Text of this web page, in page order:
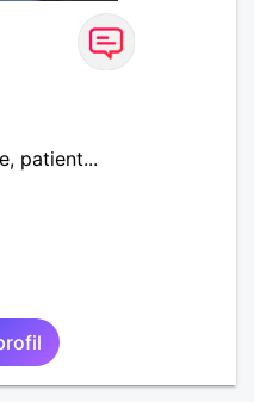
patient...